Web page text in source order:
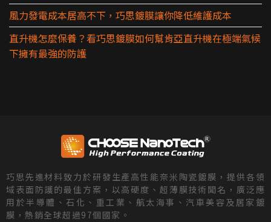
風力發電成本居高不下，巧思鍍膜讓你降低維護成本
直升機怎麼保養？看巧思鍍膜如何幫肯亞直升機在極端氣候
下擁有最強的防護
巧思先進材料致力於研發生產高性能奈米陶瓷鍍膜，提供各領
域表面防護的最佳方案，以高硬度、超薄膜技術聞名，廣泛應
用於半導體、石化、重工業、航太海事、汽車美容及居家鍍
膜，熱銷全球超過97個國家。